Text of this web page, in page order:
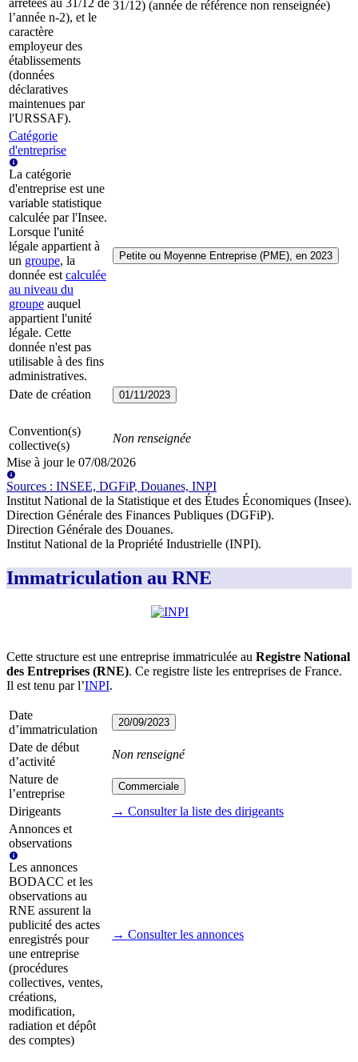
arrêtées au 31/12 de
l’année n-2), et le
caractère
employeur des
établissements
(données
déclaratives
maintenues par
l'URSSAF).
31/12) (année de référence non renseignée)
Catégorie
d'entreprise
La catégorie
d'entreprise est une
variable statistique
calculée par l'Insee.
Lorsque l'unité
légale appartient à
un groupe, la
donnée est calculée
au niveau du
groupe auquel
appartient l'unité
légale. Cette
donnée n'est pas
utilisable à des fins
administratives.
Petite ou Moyenne Entreprise (PME), en 2023
Date de création 01/11/2023
Convention(s)
collective(s)
Non renseignée
Mise à jour le 07/08/2026
Sources : INSEE, DGFiP, Douanes, INPI
Institut National de la Statistique et des Études Économiques (Insee).
Direction Générale des Finances Publiques (DGFiP).
Direction Générale des Douanes.
Institut National de la Propriété Industrielle (INPI).
Immatriculation au RNE
Cette structure est une entreprise immatriculée au Registre National
des Entreprises (RNE). Ce registre liste les entreprises de France.
Il est tenu par l’INPI.
Date
d’immatriculation
20/09/2023
Date de début
d’activité
Non renseigné
Nature de
l’entreprise
Commerciale
Dirigeants
→ Consulter la liste des dirigeants
Annonces et
observations
Les annonces
BODACC et les
observations au
RNE assurent la
publicité des actes
enregistrés pour
une entreprise
(procédures
collectives, ventes,
créations,
modification,
radiation et dépôt
des comptes)
→ Consulter les annonces